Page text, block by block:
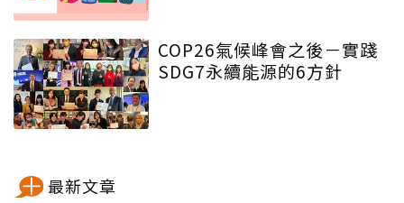
COP26氣候峰會之後－實踐
SDG7永續能源的6方針
最新文章